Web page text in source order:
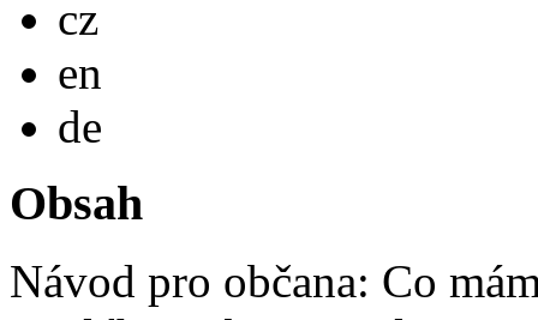
cz
en
de
Obsah
Návod pro občana: Co